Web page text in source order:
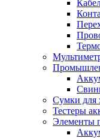
Сумки для
Тестеры
Элементы